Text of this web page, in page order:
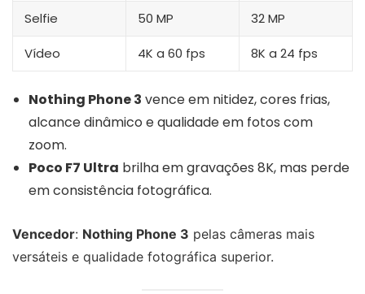
Selfie 50 MP 32 MP
Vídeo 4K a 60 fps 8K a 24 fps
Nothing Phone 3 vence em nitidez, cores frias,
alcance dinâmico e qualidade em fotos com
zoom.
Poco F7 Ultra brilha em gravações 8K, mas perde
em consistência fotográfica.
Vencedor: Nothing Phone 3 pelas câmeras mais
versáteis e qualidade fotográfica superior.